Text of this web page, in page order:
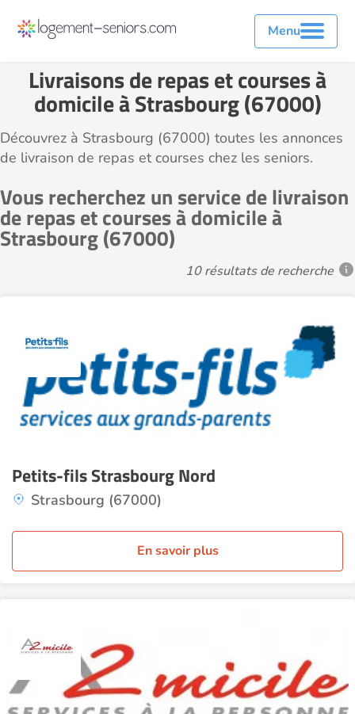
Menu
Livraisons de repas et courses à
domicile à Strasbourg (67000)
Découvrez à Strasbourg (67000) toutes les annonces
de livraison de repas et courses chez les seniors.
Vous recherchez un service de livraison
de repas et courses à domicile à
Strasbourg (67000)
10 résultats de recherche
Petits-fils Strasbourg Nord
Strasbourg (67000)
En savoir plus